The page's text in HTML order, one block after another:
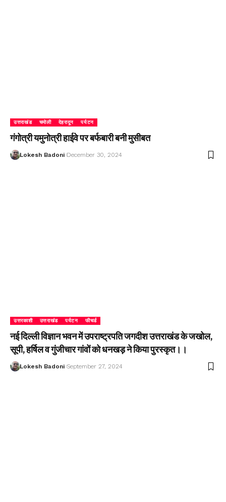
उत्तराखंड चमोली देहरादून पर्यटन
गंगोत्री यमुनोत्री हाईवे पर बर्फबारी बनी मुसीबत
Lokesh Badoni December 30, 2024
उत्तरकाशी उत्तराखंड पर्यटन फीचर्ड
नई दिल्ली विज्ञान भवन में उपराष्ट्रपति जगदीश उत्तराखंड के जखोल,
सूपी, हर्षिल व गुंजीचार गांवों को धनखड़ ने किया पुरस्कृत।।
Lokesh Badoni September 27, 2024